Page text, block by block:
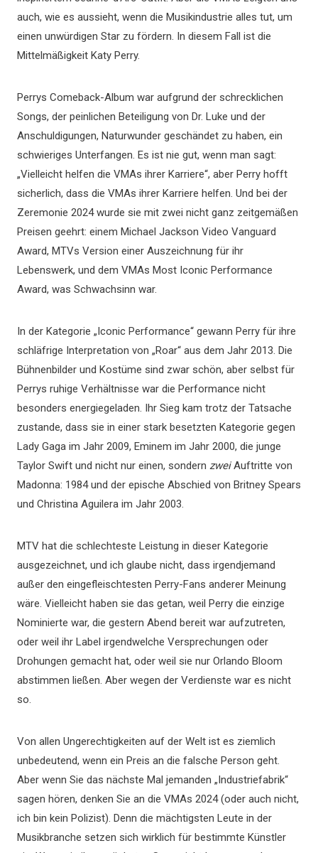
auch, wie es aussieht, wenn die Musikindustrie alles tut, um
einen unwürdigen Star zu fördern. In diesem Fall ist die
Mittelmäßigkeit Katy Perry.
Perrys Comeback-Album war aufgrund der schrecklichen
Songs, der peinlichen Beteiligung von Dr. Luke und der
Anschuldigungen, Naturwunder geschändet zu haben, ein
schwieriges Unterfangen. Es ist nie gut, wenn man sagt:
„Vielleicht helfen die VMAs ihrer Karriere“, aber Perry hofft
sicherlich, dass die VMAs ihrer Karriere helfen. Und bei der
Zeremonie 2024 wurde sie mit zwei nicht ganz zeitgemäßen
Preisen geehrt: einem Michael Jackson Video Vanguard
Award, MTVs Version einer Auszeichnung für ihr
Lebenswerk, und dem VMAs Most Iconic Performance
Award, was Schwachsinn war.
In der Kategorie „Iconic Performance“ gewann Perry für ihre
schläfrige Interpretation von „Roar“ aus dem Jahr 2013. Die
Bühnenbilder und Kostüme sind zwar schön, aber selbst für
Perrys ruhige Verhältnisse war die Performance nicht
besonders energiegeladen. Ihr Sieg kam trotz der Tatsache
zustande, dass sie in einer stark besetzten Kategorie gegen
Lady Gaga im Jahr 2009, Eminem im Jahr 2000, die junge
Taylor Swift und nicht nur einen, sondern zweiAuftritte von
Madonna: 1984 und der epische Abschied von Britney Spears
und Christina Aguilera im Jahr 2003.
MTV hat die schlechteste Leistung in dieser Kategorie
ausgezeichnet, und ich glaube nicht, dass irgendjemand
außer den eingefleischtesten Perry-Fans anderer Meinung
wäre. Vielleicht haben sie das getan, weil Perry die einzige
Nominierte war, die gestern Abend bereit war aufzutreten,
oder weil ihr Label irgendwelche Versprechungen oder
Drohungen gemacht hat, oder weil sie nur Orlando Bloom
abstimmen ließen. Aber wegen der Verdienste war es nicht
so.
Von allen Ungerechtigkeiten auf der Welt ist es ziemlich
unbedeutend, wenn ein Preis an die falsche Person geht.
Aber wenn Sie das nächste Mal jemanden „Industriefabrik“
sagen hören, denken Sie an die VMAs 2024 (oder auch nicht,
ich bin kein Polizist). Denn die mächtigsten Leute in der
Musikbranche setzen sich wirklich für bestimmte Künstler